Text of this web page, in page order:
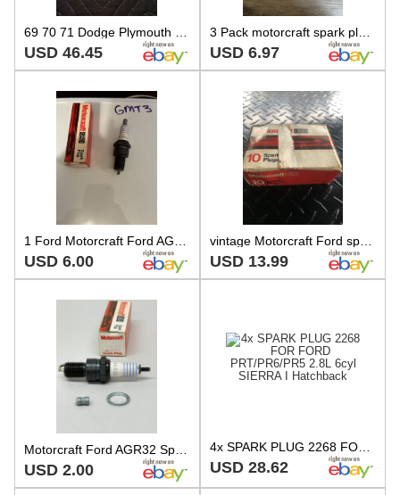
69 70 71 Dodge Plymouth 426 8 Cylinder Spark Plug Autolite AGR32 Set of 8 NIB
USD 46.45
3 Pack motorcraft spark plugs AGR32C
USD 6.97
1 Ford Motorcraft Ford AGR32 Spark Plug OEM NOS Sold Individually
USD 6.00
vintage Motorcraft Ford spark plugs AGR32 box of 10
USD 13.99
Motorcraft Ford AGR32 Spark Plug OEM NOS Sold Individually Qty 3 Available
USD 2.00 USD 28.62